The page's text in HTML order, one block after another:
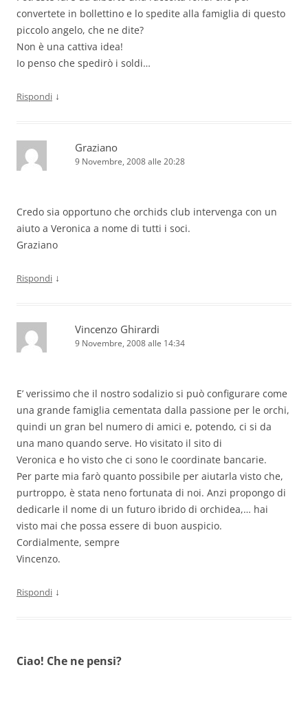
convertete in bollettino e lo spedite alla famiglia di questo
piccolo angelo, che ne dite?
Non è una cattiva idea!
Io penso che spedirò i soldi…
Rispondi ↓
Graziano
9 Novembre, 2008 alle 20:28
Credo sia opportuno che orchids club intervenga con un
aiuto a Veronica a nome di tutti i soci.
Graziano
Rispondi ↓
Vincenzo Ghirardi
9 Novembre, 2008 alle 14:34
E’ verissimo che il nostro sodalizio si può configurare come
una grande famiglia cementata dalla passione per le orchi,
quindi un gran bel numero di amici e, potendo, ci si da
una mano quando serve. Ho visitato il sito di
Veronica e ho visto che ci sono le coordinate bancarie.
Per parte mia farò quanto possibile per aiutarla visto che,
purtroppo, è stata neno fortunata di noi. Anzi propongo di
dedicarle il nome di un futuro ibrido di orchidea,… hai
visto mai che possa essere di buon auspicio.
Cordialmente, sempre
Vincenzo.
Rispondi ↓
Ciao! Che ne pensi?